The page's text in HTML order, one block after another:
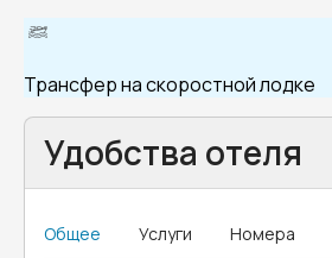
Трансфер на скоростной лодке
Удобства отеля
Общее Услуги Номера